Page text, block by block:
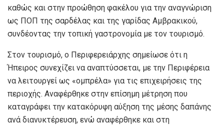
καθώς και στην προώθηση φακέλου για την αναγνώριση
ως ΠΟΠ της σαρδέλας και της γαρίδας Αμβρακικού,
συνδέοντας την τοπική γαστρονομία με τον τουρισμό.
Στον τουρισμό, ο Περιφερειάρχης σημείωσε ότι η
Ήπειρος συνεχίζει να αναπτύσσεται, με την Περιφέρεια
να λειτουργεί ως «ομπρέλα» για τις επιχειρήσεις της
περιοχής. Αναφέρθηκε στην επίσημη μέτρηση που
καταγράφει την κατακόρυφη αύξηση της μέσης δαπάνης
ανά διανυκτέρευση, ενώ αναφέρθηκε και στη